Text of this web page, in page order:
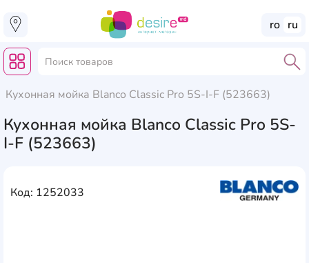
ro ru
Кухонная мойка Blanco Classic Pro 5S-I-F (523663)
Кухонная мойка Blanco Classic Pro 5S-
I-F (523663)
Код: 1252033